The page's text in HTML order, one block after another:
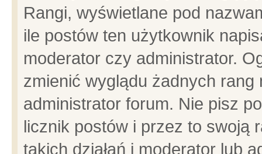
Rangi, wyświetlane pod
ile postów ten użytkownik
moderator czy administrator.
zmienić wyglądu żadnych
administrator forum. Nie pisz
licznik postów i przez to swoją
takich działań i moderator lub